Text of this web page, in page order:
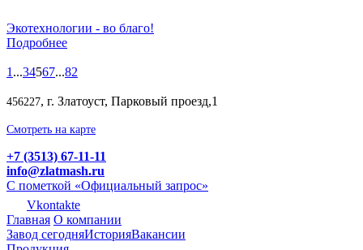
Экотехнологии - во благо!
Подробнее
1 ...34567...82
456227, г. Златоуст, Парковый проезд,1
Смотреть на карте
+7 (3513) 67-11-11
info@zlatmash.ru
С пометкой «Официальный запрос»
Vkontakte
Главная О компании
Завод сегодняИсторияВакансии